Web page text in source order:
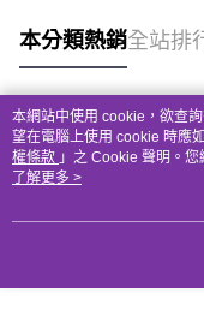
本分類熱銷全站排
熱門標籤
本網站中使用 cookie，欲查
望在電腦上使用 cookie 時應
權條款 」之 Cookie 聲明。
用條款之 Cookie 聲明使用
了解更多 >